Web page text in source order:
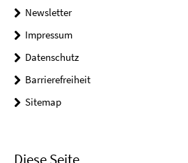
Newsletter
Impressum
Datenschutz
Barrierefreiheit
Sitemap